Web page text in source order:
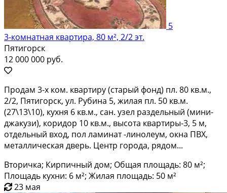
5
3-комнатная квартира, 80 м², 2/2 эт.
Пятигорск
12 000 000 руб.
Продам 3-х ком. квартиру (старый фонд) пл. 80 кв.м.,
2/2, Пятигорск, ул. Рубина 5, жилая пл. 50 кв.м.
(27\13\10), кухня 6 кв.м., сан. узел раздельный (мини-
джакузи), коридор 10 кв.м., высота квартиры-3, 5 м,
отдельный вход, пол ламинат -линолеум, окна ПВХ,
металлическая дверь. Центр города, рядом...
Вторичка; Кирпичный дом; Общая площадь: 80 м²;
Площадь кухни: 6 м²; Жилая площадь: 50 м²
23 мая